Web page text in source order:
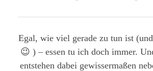
Egal, wie viel gerade zu tun ist
😉 ) – essen tu ich doch immer.
entstehen dabei gewissermaßen